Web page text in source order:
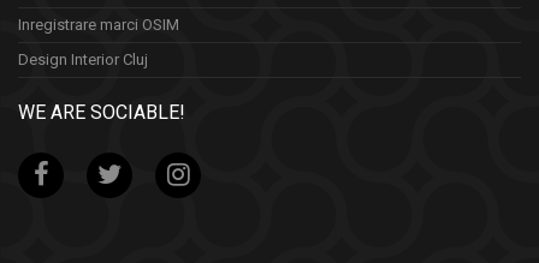
Inregistrare marci OSIM
Design Interior Cluj
WE ARE SOCIABLE!